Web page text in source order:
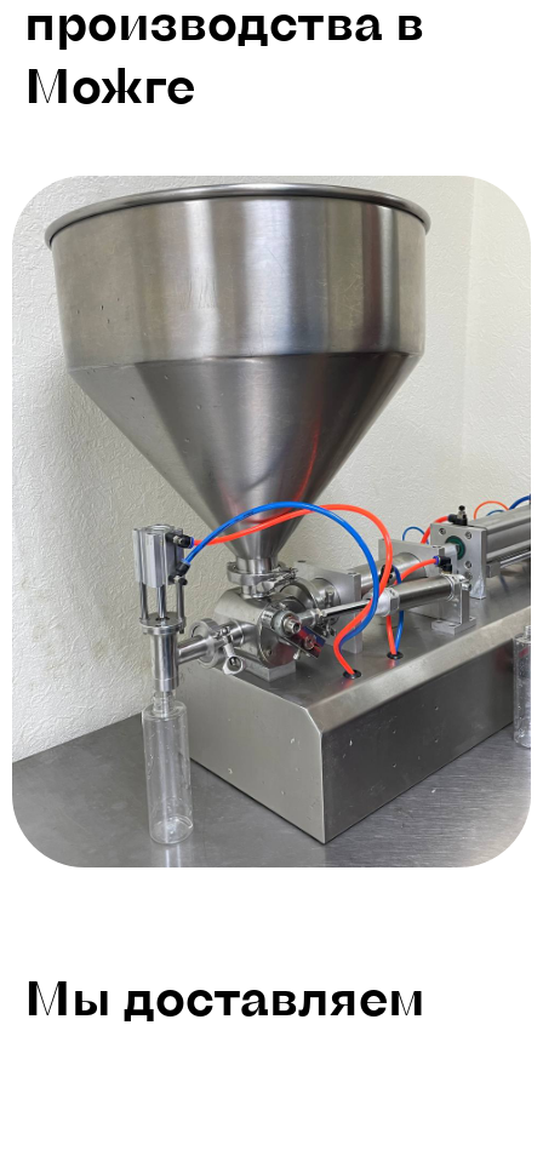
производства в
Можге
Мы доставляем